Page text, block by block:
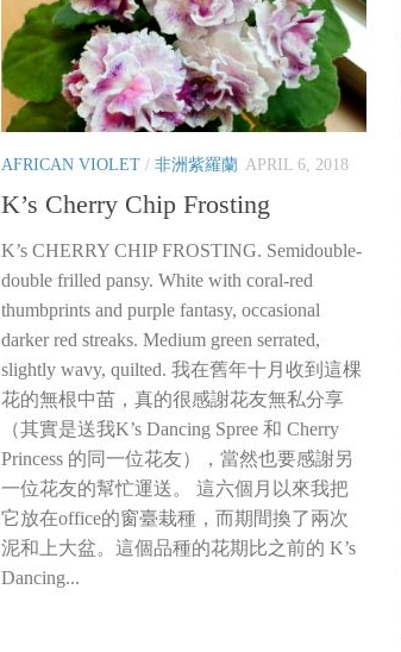
AFRICAN VIOLET / 非洲紫羅蘭 APRIL 6, 2018
K’s Cherry Chip Frosting
K’s CHERRY CHIP FROSTING. Semidouble-
double frilled pansy. White with coral-red
thumbprints and purple fantasy, occasional
darker red streaks. Medium green serrated,
slightly wavy, quilted. 我在舊年十月收到這棵
花的無根中苗，真的很感謝花友無私分享
（其實是送我K’s Dancing Spree 和 Cherry
Princess 的同一位花友），當然也要感謝另
一位花友的幫忙運送。 這六個月以來我把
它放在office的窗臺栽種，而期間換了兩次
泥和上大盆。這個品種的花期比之前的 K’s
Dancing...